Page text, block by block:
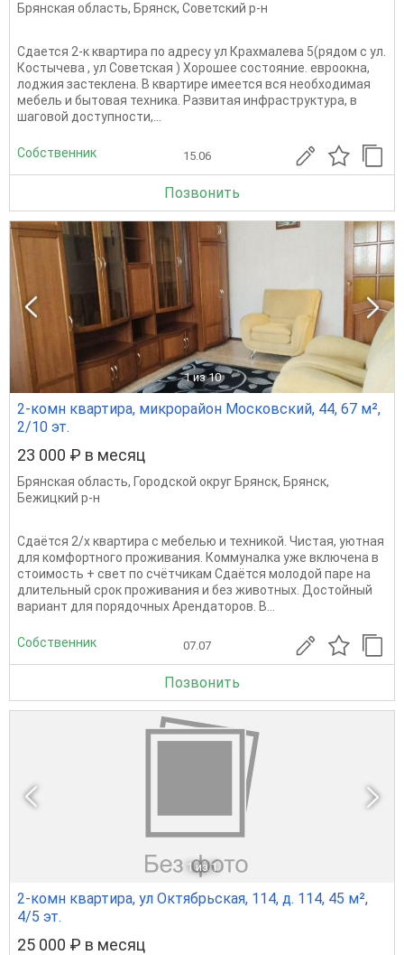
Брянская область, Брянск, Советский р-н
Сдается 2-к квартира по адресу ул Крахмалева 5(рядом с ул.
Костычева , ул Советская ) Хорошее состояние. евроокна,
лоджия застеклена. В квартире имеется вся необходимая
мебель и бытовая техника. Развитая инфраструктура, в
шаговой доступности,...
Собственник 15.06
Позвонить
1 из 10
2-комн квартира, микрорайон Московский, 44, 67 м²,
2/10 эт.
23 000 ₽ в месяц
Брянская область, Городской округ Брянск, Брянск,
Бежицкий р-н
Сдаётся 2/х квартира с мебелью и техникой. Чистая, уютная
для комфортного проживания. Коммуналка уже включена в
стоимость + свет по счётчикам Сдаётся молодой паре на
длительный срок проживания и без животных. Достойный
вариант для порядочных Арендаторов. В...
Собственник 07.07
Позвонить
1 из 1
2-комн квартира, ул Октябрьская, 114, д. 114, 45 м²,
4/5 эт.
25 000 ₽ в месяц